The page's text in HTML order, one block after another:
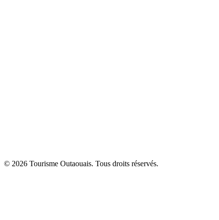
© 2026 Tourisme Outaouais. Tous droits réservés.